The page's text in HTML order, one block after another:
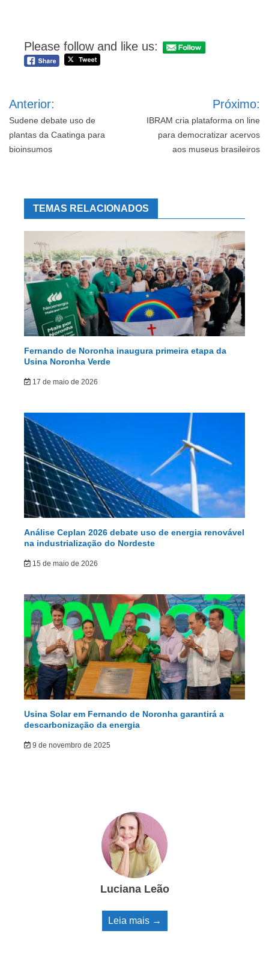
Please follow and like us:
de
Post
Anterior:
Sudene debate uso de
plantas da Caatinga para
bioinsumos
Próximo:
IBRAM cria plataforma on line
para democratizar acervos
aos museus brasileiros
TEMAS RELACIONADOS
Fernando de Noronha inaugura primeira etapa da
Usina Noronha Verde
17 de maio de 2026
Análise Ceplan 2026 debate uso de energia renovável
na industrialização do Nordeste
15 de maio de 2026
Usina Solar em Fernando de Noronha garantirá a
descarbonização da energia
9 de novembro de 2025
Luciana Leão
Leia mais →